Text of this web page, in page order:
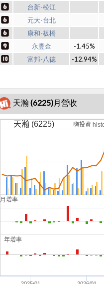
台新-松江
元大-台北
康和-板橋
永豐金
-1.45%
富邦-八德
-12.94%
天瀚 (6225)月營收
月增率
年增率
天瀚 (6225) 嗨投資